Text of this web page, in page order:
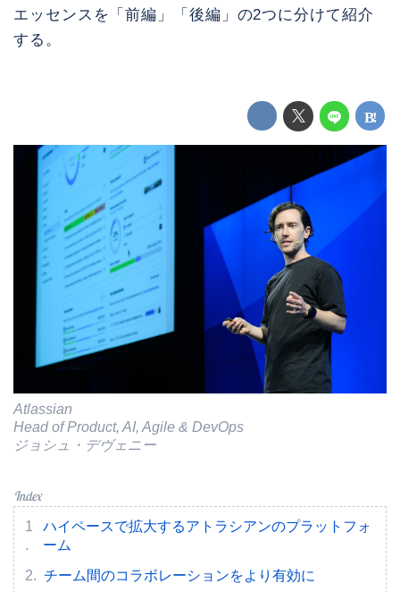
エッセンスを「前編」「後編」の2つに分けて紹介
する。
Atlassian
Head of Product, AI, Agile & DevOps
ジョシュ・デヴェニー
ハイペースで拡大するアトラシアンのプラットフォ
ーム
チーム間のコラボレーションをより有効に